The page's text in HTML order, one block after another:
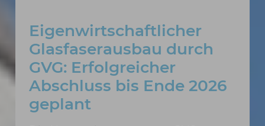
Eigenwirtschaftlicher
Glasfaserausbau durch
GVG: Erfolgreicher
Abschluss bis Ende 2026
geplant